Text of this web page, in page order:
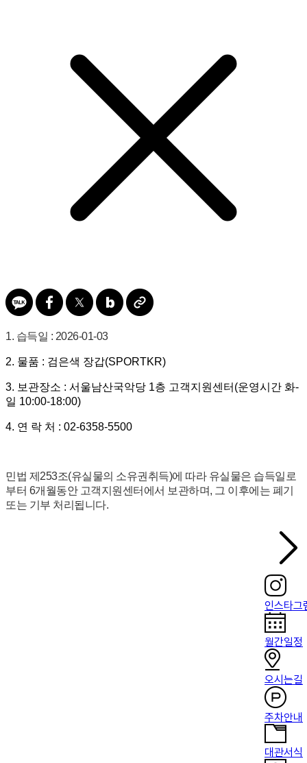
1. 습득일 : 2026-01-03
2. 물품 : 검은색 장갑(SPORTKR)
3. 보관장소 : 서울남산국악당 1층 고객지원센터(운영시간 화-
일 10:00-18:00)
4. 연 락 처 : 02-6358-5500
민법 제253조(유실물의 소유권취득)에 따라 유실물은 습득일로
부터 6개월동안 고객지원센터에서 보관하며, 그 이후에는 폐기
또는 기부 처리됩니다.
인스타그
월간일정
오시는길
주차안내
대관서식